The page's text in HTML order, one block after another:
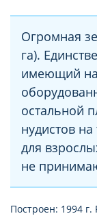
Огромная
га).
имеющий на
остальной
нудистов
для
не
Построен: 1994 г.